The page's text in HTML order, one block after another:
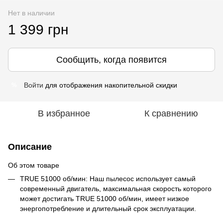
Нет в наличии
1 399 грн
Сообщить, когда появится
Войти для отображения накопительной скидки
В избранное К сравнению
Описание
Об этом товаре
TRUE 51000 об/мин: Наш пылесос использует самый
современный двигатель, максимальная скорость которого
может достигать TRUE 51000 об/мин, имеет низкое
энергопотребление и длительный срок эксплуатации.